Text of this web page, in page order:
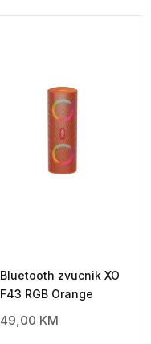
Bluetooth zvucnik XO
F43 RGB Orange
49,00 KM